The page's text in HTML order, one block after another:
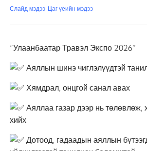
Слайд мэдээ Цаг үеийн мэдээ
“Улаанбаатар Травэл Экспо 2026”
Аяллын шинэ чиглэлүүдтэй
Хямдрал, онцгой санал авах
Аяллаа газар дээр нь төлөвлөж,
хийх
Дотоод, гадаадын аяллын